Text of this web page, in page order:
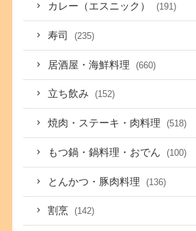
カレー（エスニック） (191)
寿司 (235)
居酒屋・海鮮料理 (660)
立ち飲み (152)
焼肉・ステーキ・肉料理 (518)
もつ鍋・鍋料理・おでん (100)
とんかつ・豚肉料理 (136)
割烹 (142)